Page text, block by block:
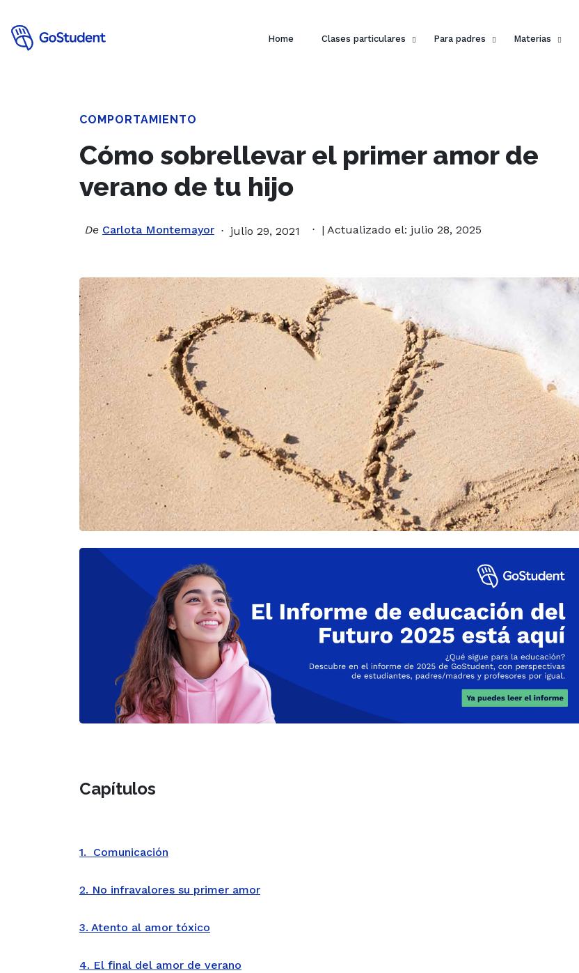
Home Clases particulares Para padres Materias
COMPORTAMIENTO
Cómo sobrellevar el primer amor de
verano de tu hijo
De Carlota Montemayor julio 29, 2021 | Actualizado el: julio 28, 2025
Capítulos
1. Comunicación
2. No infravalores su primer amor
3. Atento al amor tóxico
4. El final del amor de verano